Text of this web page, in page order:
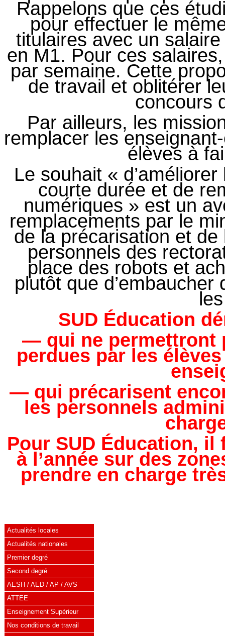
Rappelons que ces
pour effectuer le
titulaires avec un
en M1. Pour ces
par semaine. Cette
de travail et oblitérer
concours
Par ailleurs, les
remplacer les
élèves à
Le souhait «
courte durée et de
numériques » est un
remplacements par le
de la précarisation et
personnels des
place des robots et
plutôt que
SUD Éducation
— qui ne permettront
perdues par les
— qui précarisent
les personnels
Pour SUD Éducation,
à l’année sur des
prendre en charge
Actualités locales
Actualités nationales
Premier degré
Second degré
AESH / AED / AP / AVS
ATTEE
Enseignement Supérieur
Nos conditions de travail